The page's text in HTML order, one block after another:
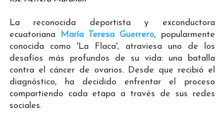
La reconocida deportista y exconductora
ecuatoriana
María Teresa Guerrero, popularmente
conocida como 'La Flaca', atraviesa uno de los
desafíos más profundos de su vida: una batalla
contra el cáncer de ovarios. Desde que recibió el
diagnóstico, ha decidido enfrentar el proceso
compartiendo cada etapa a través de sus redes
sociales.